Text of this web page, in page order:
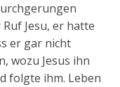
Jesu, er hatte
er gar nicht
wozu Jesus ihn
folgte ihm. Leben